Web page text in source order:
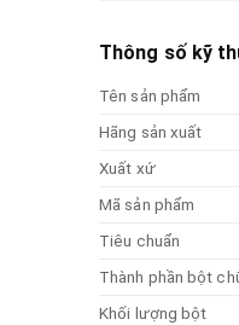
Thông số kỹ
Tên sản phẩm
Hãng sản xuất
Xuất xứ
Mã sản phẩm
Tiêu chuẩn
Thành phần bột
Khối lượng bột